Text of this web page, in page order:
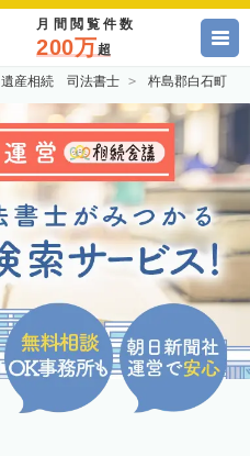
月間閲覧件数
200万超
産相続 司法書士 杵島郡白石町